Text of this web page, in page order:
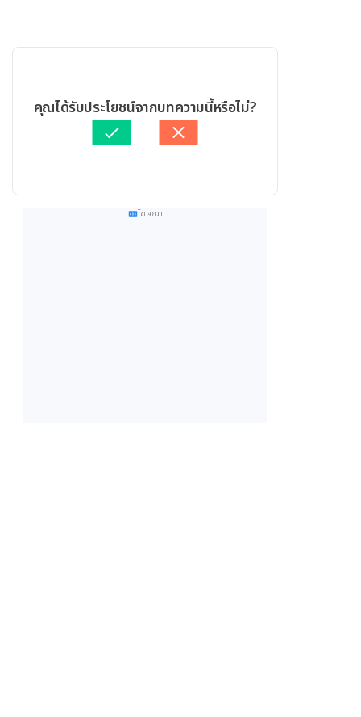
คุณได้รับประโยชน์จากบทความนี้หรือไม่?
โฆษณา